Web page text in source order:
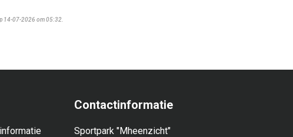
14-07-2026 om 05:32.
Contactinformatie
Sportpark "Mheenzicht"